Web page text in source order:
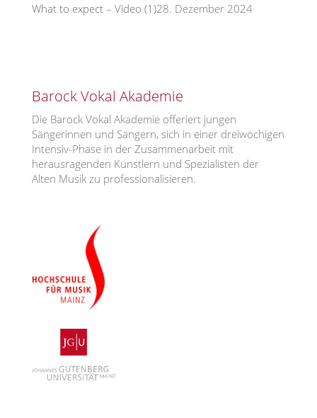
What to expect – Video (1)28. Dezember 2024
Barock Vokal Akademie
Die Barock Vokal Akademie offeriert jungen
Sängerinnen und Sängern, sich in einer dreiwöchigen
Intensiv-Phase in der Zusammenarbeit mit
herausragenden Künstlern und Spezialisten der
Alten Musik zu professionalisieren.